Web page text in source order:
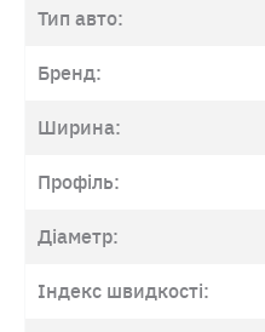
Тип авто:
Бренд:
Ширина:
Профіль:
Діаметр:
Індекс швидкості: